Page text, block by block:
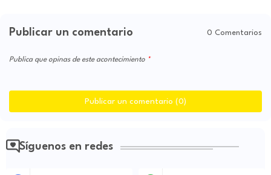
Publicar un comentario 0 Comentarios
Publica que opinas de este acontecimiento
Publicar un comentario (0)
Síguenos en redes